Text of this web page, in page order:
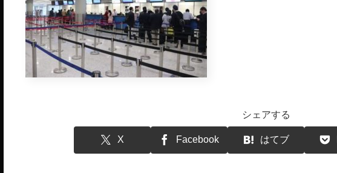
シェアする
X Facebook はてブ